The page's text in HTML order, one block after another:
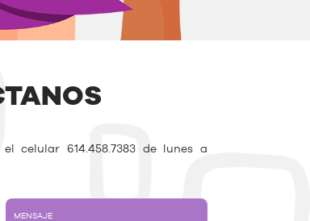
celular 614.458.7383 de lunes a